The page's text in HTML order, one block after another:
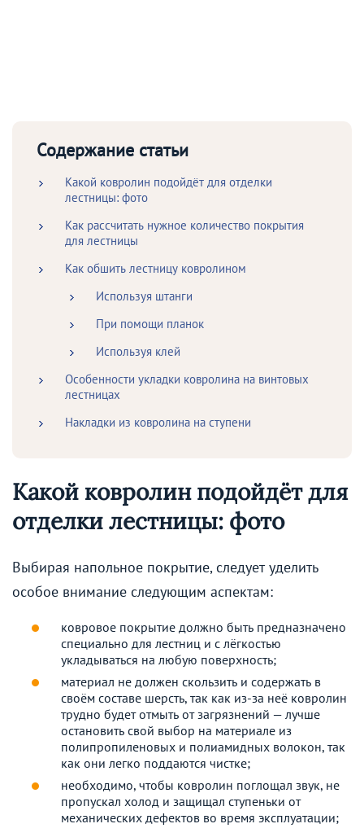
Содержание статьи
Какой ковролин подойдёт для отделки
лестницы: фото
Как рассчитать нужное количество покрытия
для лестницы
Как обшить лестницу ковролином
Используя штанги
При помощи планок
Используя клей
Особенности укладки ковролина на винтовых
лестницах
Накладки из ковролина на ступени
Какой ковролин подойдёт для
отделки лестницы: фото
Выбирая напольное покрытие, следует уделить
особое внимание следующим аспектам:
ковровое покрытие должно быть предназначено
специально для лестниц и с лёгкостью
укладываться на любую поверхность;
материал не должен скользить и содержать в
своём составе шерсть, так как из-за неё ковролин
трудно будет отмыть от загрязнений — лучше
остановить свой выбор на материале из
полипропиленовых и полиамидных волокон, так
как они легко поддаются чистке;
необходимо, чтобы ковролин поглощал звук, не
пропускал холод и защищал ступеньки от
механических дефектов во время эксплуатации;